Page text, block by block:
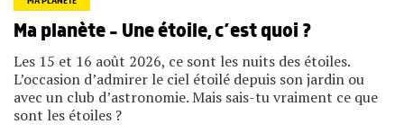
Ma planète – Une étoile, c’est quoi ?
Les 15 et 16 août 2026, ce sont les nuits des étoiles.
L’occasion d’admirer le ciel étoilé depuis son jardin ou
avec un club d’astronomie. Mais sais-tu vraiment ce que
sont les étoiles ?